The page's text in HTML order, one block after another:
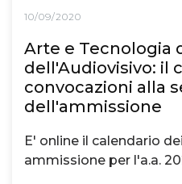
10/09/2020
Arte e Tecnologia
dell'Audiovisivo: il
convocazioni alla
dell'ammissione
E' online il calendario
ammissione per l'a.a.